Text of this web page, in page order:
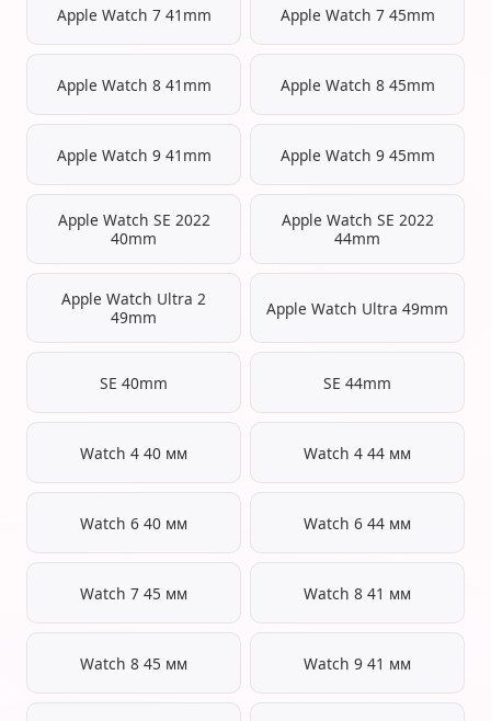
Apple Watch 7 41mm Apple Watch 7 45mm
Apple Watch 8 41mm Apple Watch 8 45mm
Apple Watch 9 41mm Apple Watch 9 45mm
Apple Watch SE 2022
40mm
Apple Watch SE 2022
44mm
Apple Watch Ultra 2
49mm
Apple Watch Ultra 49mm
SE 40mm SE 44mm
Watch 4 40 мм Watch 4 44 мм
Watch 6 40 мм Watch 6 44 мм
Watch 7 45 мм Watch 8 41 мм
Watch 8 45 мм Watch 9 41 мм